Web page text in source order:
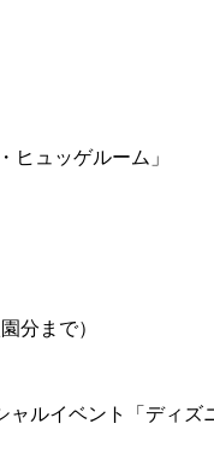
ヒュッゲルーム」
分まで）
ルイベント「ディ